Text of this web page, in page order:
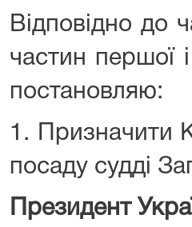
Відповідно до
частин першої і
постановляю:
1. Призначити
посаду судді
Президент